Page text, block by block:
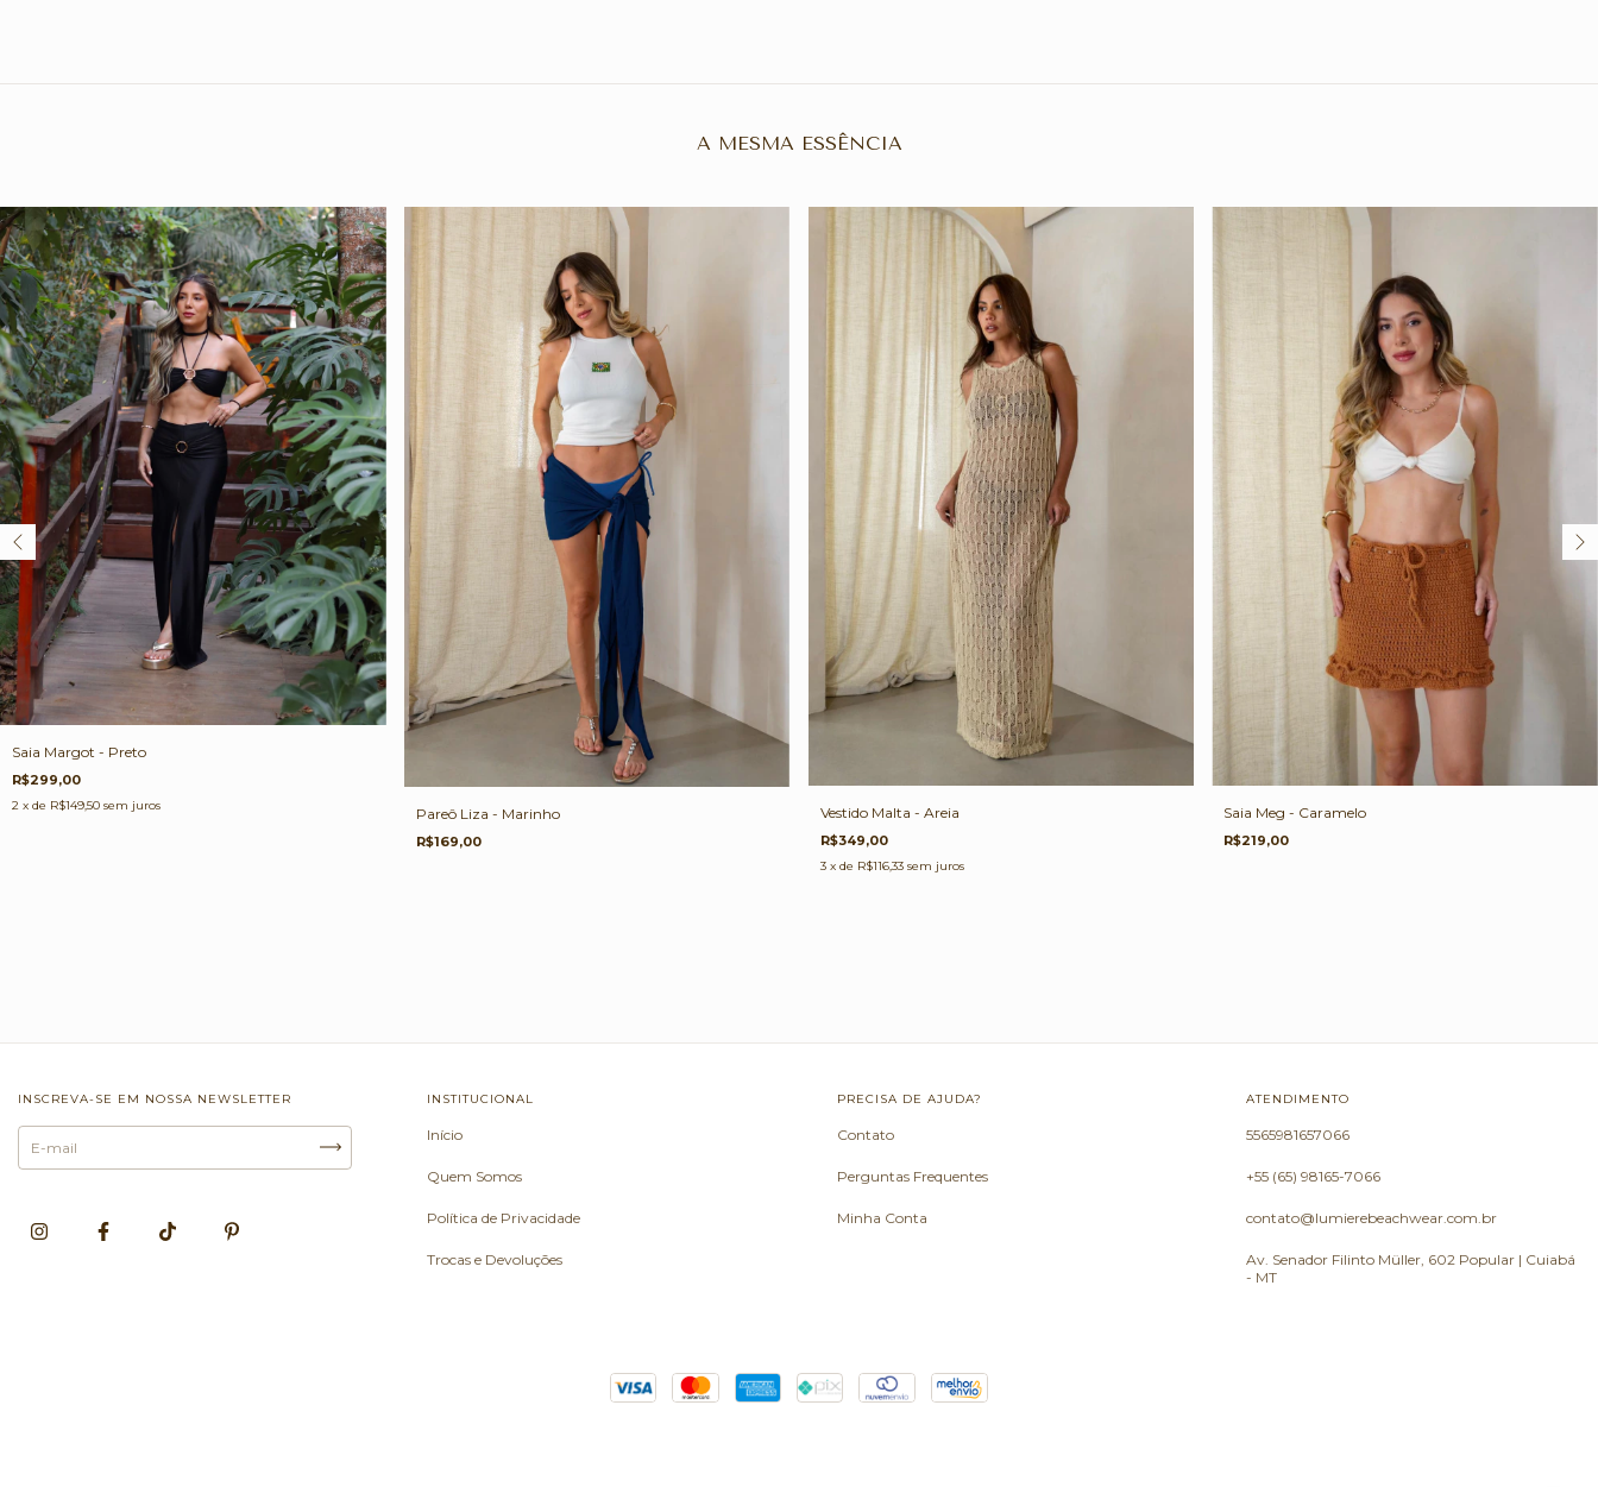
A MESMA ESSÊNCIA
Saia Margot - Preto
R$299,00
2 x de R$149,50 sem juros Pareô Liza - Marinho
R$169,00
Vestido Malta - Areia
R$349,00
3 x de R$116,33 sem juros
Saia Meg - Caramelo
R$219,00
INSCREVA-SE EM NOSSA NEWSLETTER INSTITUCIONAL
Início
Quem Somos
Política de Privacidade
Trocas e Devoluções
PRECISA DE AJUDA?
Contato
Perguntas Frequentes
Minha Conta
ATENDIMENTO
5565981657066
+55 (65) 98165-7066
contato@lumierebeachwear.com.br
Av. Senador Filinto Müller, 602 Popular | Cuiabá
- MT